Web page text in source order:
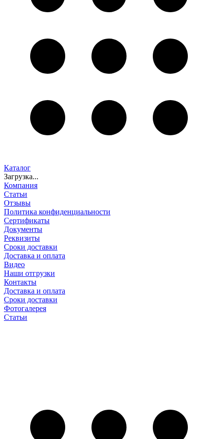
Каталог
Загрузка...
Компания
Статьи
Отзывы
Политика конфиденциальности
Сертификаты
Документы
Реквизиты
Сроки доставки
Доставка и оплата
Видео
Наши отгрузки
Контакты
Доставка и оплата
Сроки доставки
Фотогалерея
Статьи